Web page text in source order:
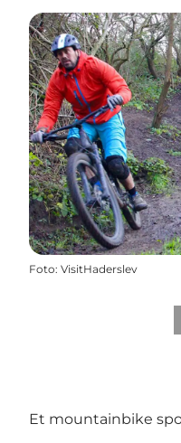
Foto: VisitHaderslev
Et mountainbike